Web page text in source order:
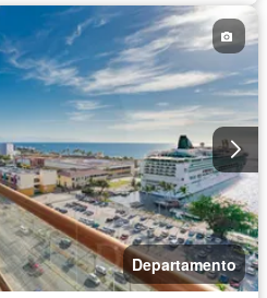
Seguridad
Terraza
amueblar
Departamento